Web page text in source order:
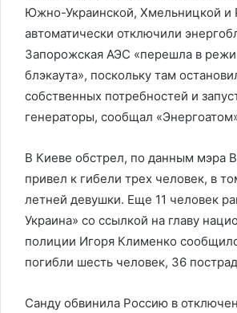
Южно-Украинской, Хмельницкой и
автоматически отключили
Запорожская АЭС «перешла в
блэкаута», поскольку там
собственных потребностей и
генераторы, сообщал
В Киеве обстрел, по данным мэра
привел к гибели трех человек, в
летней девушки. Еще 11 человек
Украина» со ссылкой на главу
полиции Игоря Клименко
погибли шесть человек, 36
Санду обвинила Россию в